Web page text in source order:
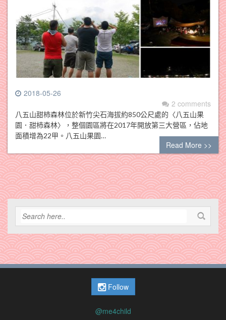
2018-05-26
2 comments
八五山甜杮森林位於新竹尖石海拔約850公尺處的〈八五山果
園．甜杮森林〉，整個園區將在2017年開放第三大營區，佔地
面積增為22甲。八五山果園…
Read More >>
Follow
@me4child